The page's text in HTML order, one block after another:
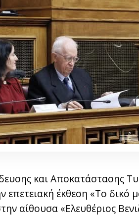
και Αποκατάστασης
επετειακή έκθεση «Το
αίθουσα «Ελευθέριος